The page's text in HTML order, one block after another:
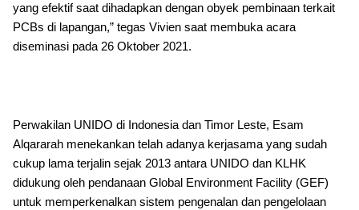
yang efektif saat dihadapkan dengan obyek pembinaan terkait
PCBs di lapangan,” tegas Vivien saat membuka acara
diseminasi pada 26 Oktober 2021.
Perwakilan UNIDO di Indonesia dan Timor Leste, Esam
Alqararah menekankan telah adanya kerjasama yang sudah
cukup lama terjalin sejak 2013 antara UNIDO dan KLHK
didukung oleh pendanaan Global Environment Facility (GEF)
untuk memperkenalkan sistem pengenalan dan pengelolaan